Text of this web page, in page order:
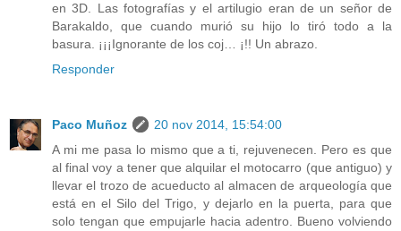
en 3D. Las fotografías y el artilugio eran de un señor de
Barakaldo, que cuando murió su hijo lo tiró todo a la
basura. ¡¡¡Ignorante de los coj… ¡!! Un abrazo.
Responder
Paco Muñoz
20 nov 2014, 15:54:00
A mi me pasa lo mismo que a ti, rejuvenecen. Pero es que
al final voy a tener que alquilar el motocarro (que antiguo) y
llevar el trozo de acueducto al almacen de arqueología que
está en el Silo del Trigo, y dejarlo en la puerta, para que
solo tengan que empujarle hacia adentro. Bueno volviendo